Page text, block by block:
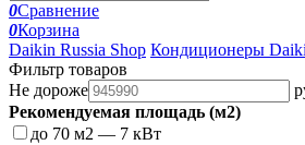
0Сравнение
0Корзина
Daikin Russia Shop Кондиционеры
Фильтр товаров
Не дороже
Рекомендуемая площадь (м2)
до 70 м2 — 7 кВт